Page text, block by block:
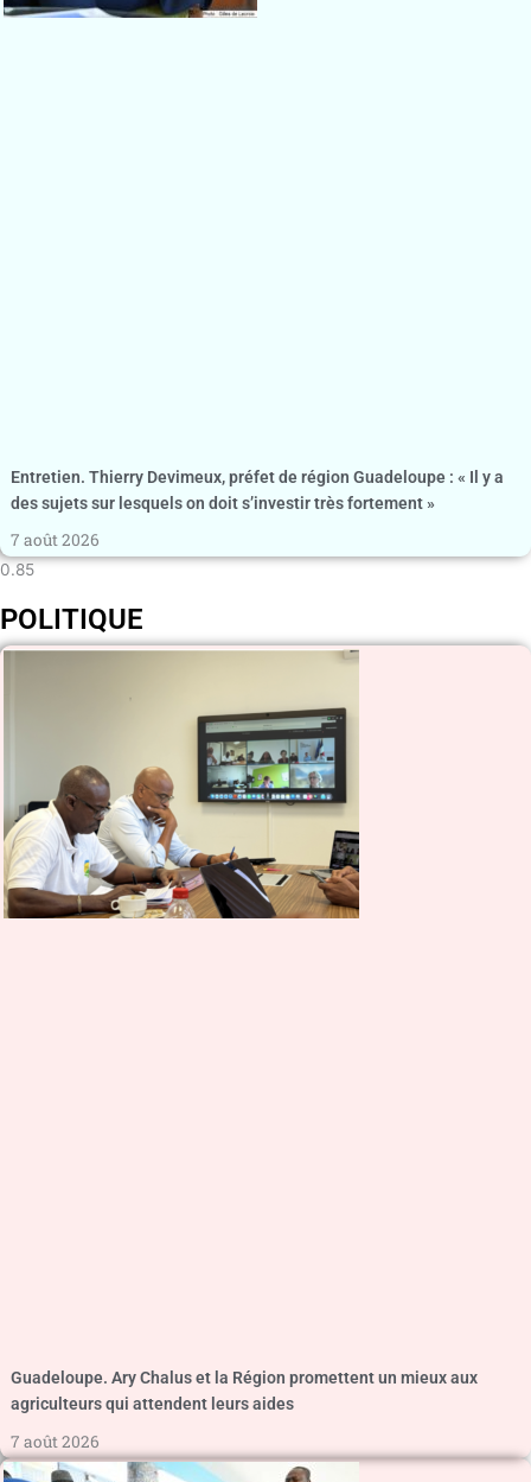
Entretien. Thierry Devimeux, préfet de région Guadeloupe : « Il y a
des sujets sur lesquels on doit s’investir très fortement »
7 août 2026
POLITIQUE
Guadeloupe. Ary Chalus et la Région promettent un mieux aux
agriculteurs qui attendent leurs aides
7 août 2026